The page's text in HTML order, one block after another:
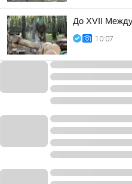
До XVII
10:07